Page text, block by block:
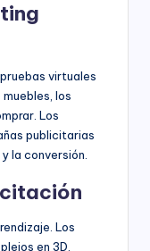
virtuales
los
Los
publicitarias
la conversión.
Los
en 3D,